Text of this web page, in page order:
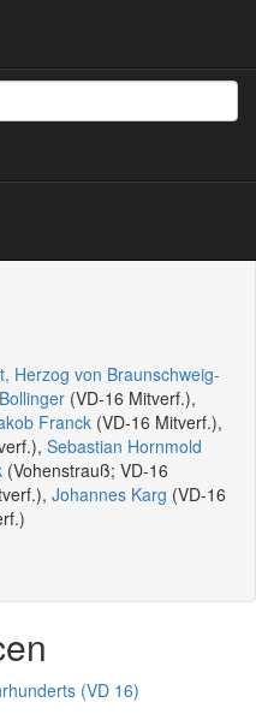
Herzog von Braunschweig-
(VD-16 Mitverf.),
Franck (VD-16 Mitverf.),
Sebastian Hornmold
(Vohenstrauß; VD-16
Johannes Karg (VD-16
(VD 16)